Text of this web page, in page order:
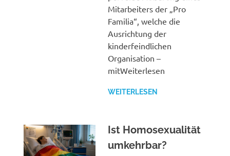
Mitarbeiters der „Pro
Familia“, welche die
Ausrichtung der
kinderfeindlichen
Organisation –
mitWeiterlesen
WEITERLESEN
Ist Homosexualität
umkehrbar?